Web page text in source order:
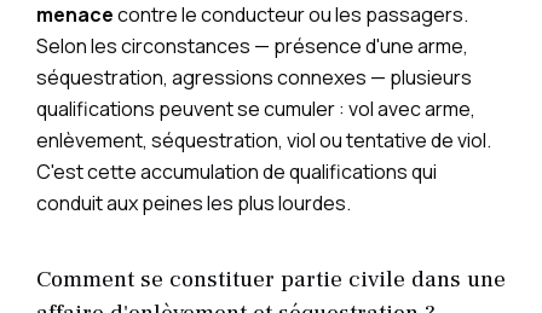
menacecontre le conducteur ou les passagers.
Selon les circonstances — présence d'une arme,
séquestration, agressions connexes — plusieurs
qualifications peuvent se cumuler : vol avec arme,
enlèvement, séquestration, viol ou tentative de viol.
C'est cette accumulation de qualifications qui
conduit aux peines les plus lourdes.
Comment se constituer partie civile dans une